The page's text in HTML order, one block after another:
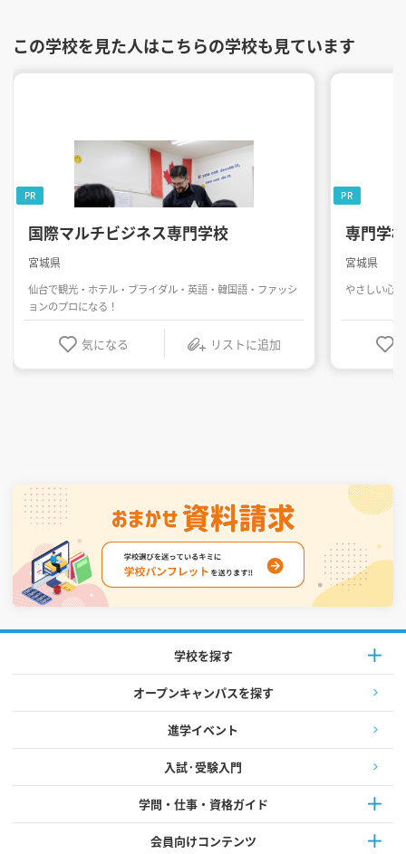
この学校を見た人はこちらの学校も見ています
国際マルチビジネス専門学校
宮城県
仙台で観光・ホテル・ブライダル・英語・韓国語・ファッシ
ョンのプロになる！
気になる リストに追加
PR
専門学
宮城県
やさしい心
PR
学校を探す
オープンキャンパスを探す
進学イベント
入試·受験入門
学問・仕事・資格ガイド
会員向けコンテンツ